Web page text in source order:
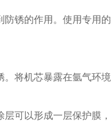
的作用。使用专用
机芯暴露在氩气环境
以形成一层保护膜